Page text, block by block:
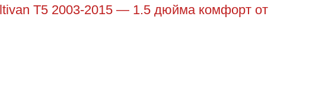
T5 2003-2015 — 1.5 дюйма комфорт от